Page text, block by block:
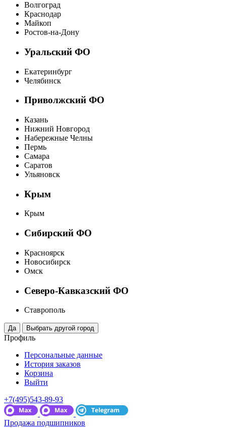
Волгоград
Краснодар
Майкоп
Ростов-на-Дону
Уральский ФО
Екатеринбург
Челябинск
Приволжский ФО
Казань
Нижний Новгород
Набережные Челны
Пермь
Самара
Саратов
Ульяновск
Крым
Крым
Сибирский ФО
Красноярск
Новосибирск
Омск
Северо-Кавказский ФО
Ставрополь
Профиль
Персональные данные
История заказов
Корзина
Выйти
+7(495)543-89-93
Продажа подшипников